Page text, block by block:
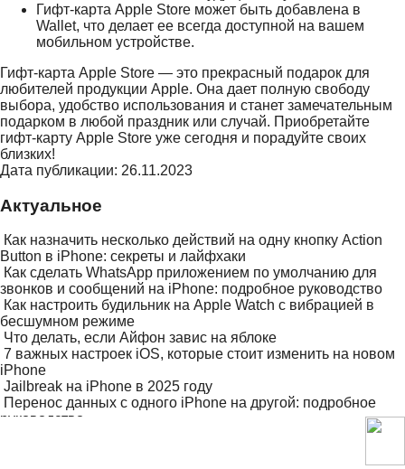
Гифт-карта Apple Store может быть добавлена в
Wallet, что делает ее всегда доступной на вашем
мобильном устройстве.
Гифт-карта Apple Store — это прекрасный подарок для
любителей продукции Apple. Она дает полную свободу
выбора, удобство использования и станет замечательным
подарком в любой праздник или случай. Приобретайте
гифт-карту Apple Store уже сегодня и порадуйте своих
близких!
Дата публикации: 26.11.2023
Актуальное
Как назначить несколько действий на одну кнопку Action
Button в iPhone: секреты и лайфхаки
Как сделать WhatsApp приложением по умолчанию для
звонков и сообщений на iPhone: подробное руководство
Как настроить будильник на Apple Watch с вибрацией в
бесшумном режиме
Что делать, если Айфон завис на яблоке
7 важных настроек iOS, которые стоит изменить на новом
iPhone
Jailbreak на iPhone в 2025 году
Перенос данных с одного iPhone на другой: подробное
руководство